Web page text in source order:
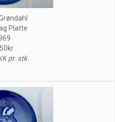
Platte
pr. stk.